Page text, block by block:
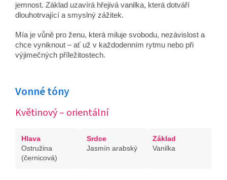
jemnost. Základ uzavírá hřejivá vanilka, která dotváří
dlouhotrvající a smyslný zážitek.
Mía je vůně pro ženu, která miluje svobodu, nezávislost a
chce vyniknout – ať už v každodenním rytmu nebo při
výjimečných příležitostech.
Vonné tóny
Květinový – orientální
Hlava
Ostružina
(černicová)
Srdce
Jasmín arabský
Základ
Vanilka